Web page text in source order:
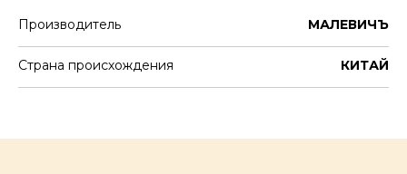
Производитель МАЛЕВИЧЪ
Страна происхождения КИТАЙ